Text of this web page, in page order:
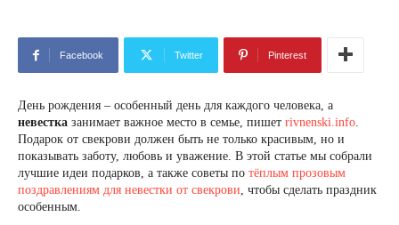
Facebook Twitter Pinterest
День рождения – особенный день для каждого человека, а
невестка занимает важное место в семье, пишет rivnenski.info.
Подарок от свекрови должен быть не только красивым, но и
показывать заботу, любовь и уважение. В этой статье мы собрали
лучшие идеи подарков, а также советы по тёплым прозовым
поздравлениям для невестки от свекрови, чтобы сделать праздник
особенным.